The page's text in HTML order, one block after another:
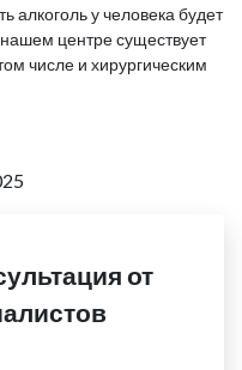
алкоголь у человека будет
нашем центре существует
числе и хирургическим
от